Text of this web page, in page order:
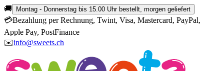
🚚 Montag - Donnerstag bis 15.00 Uhr bestellt, morgen geliefert
💳Bezahlung per Rechnung, Twint, Visa, Mastercard, PayPal,
Apple Pay, PostFinance
✉️info@sweets.ch